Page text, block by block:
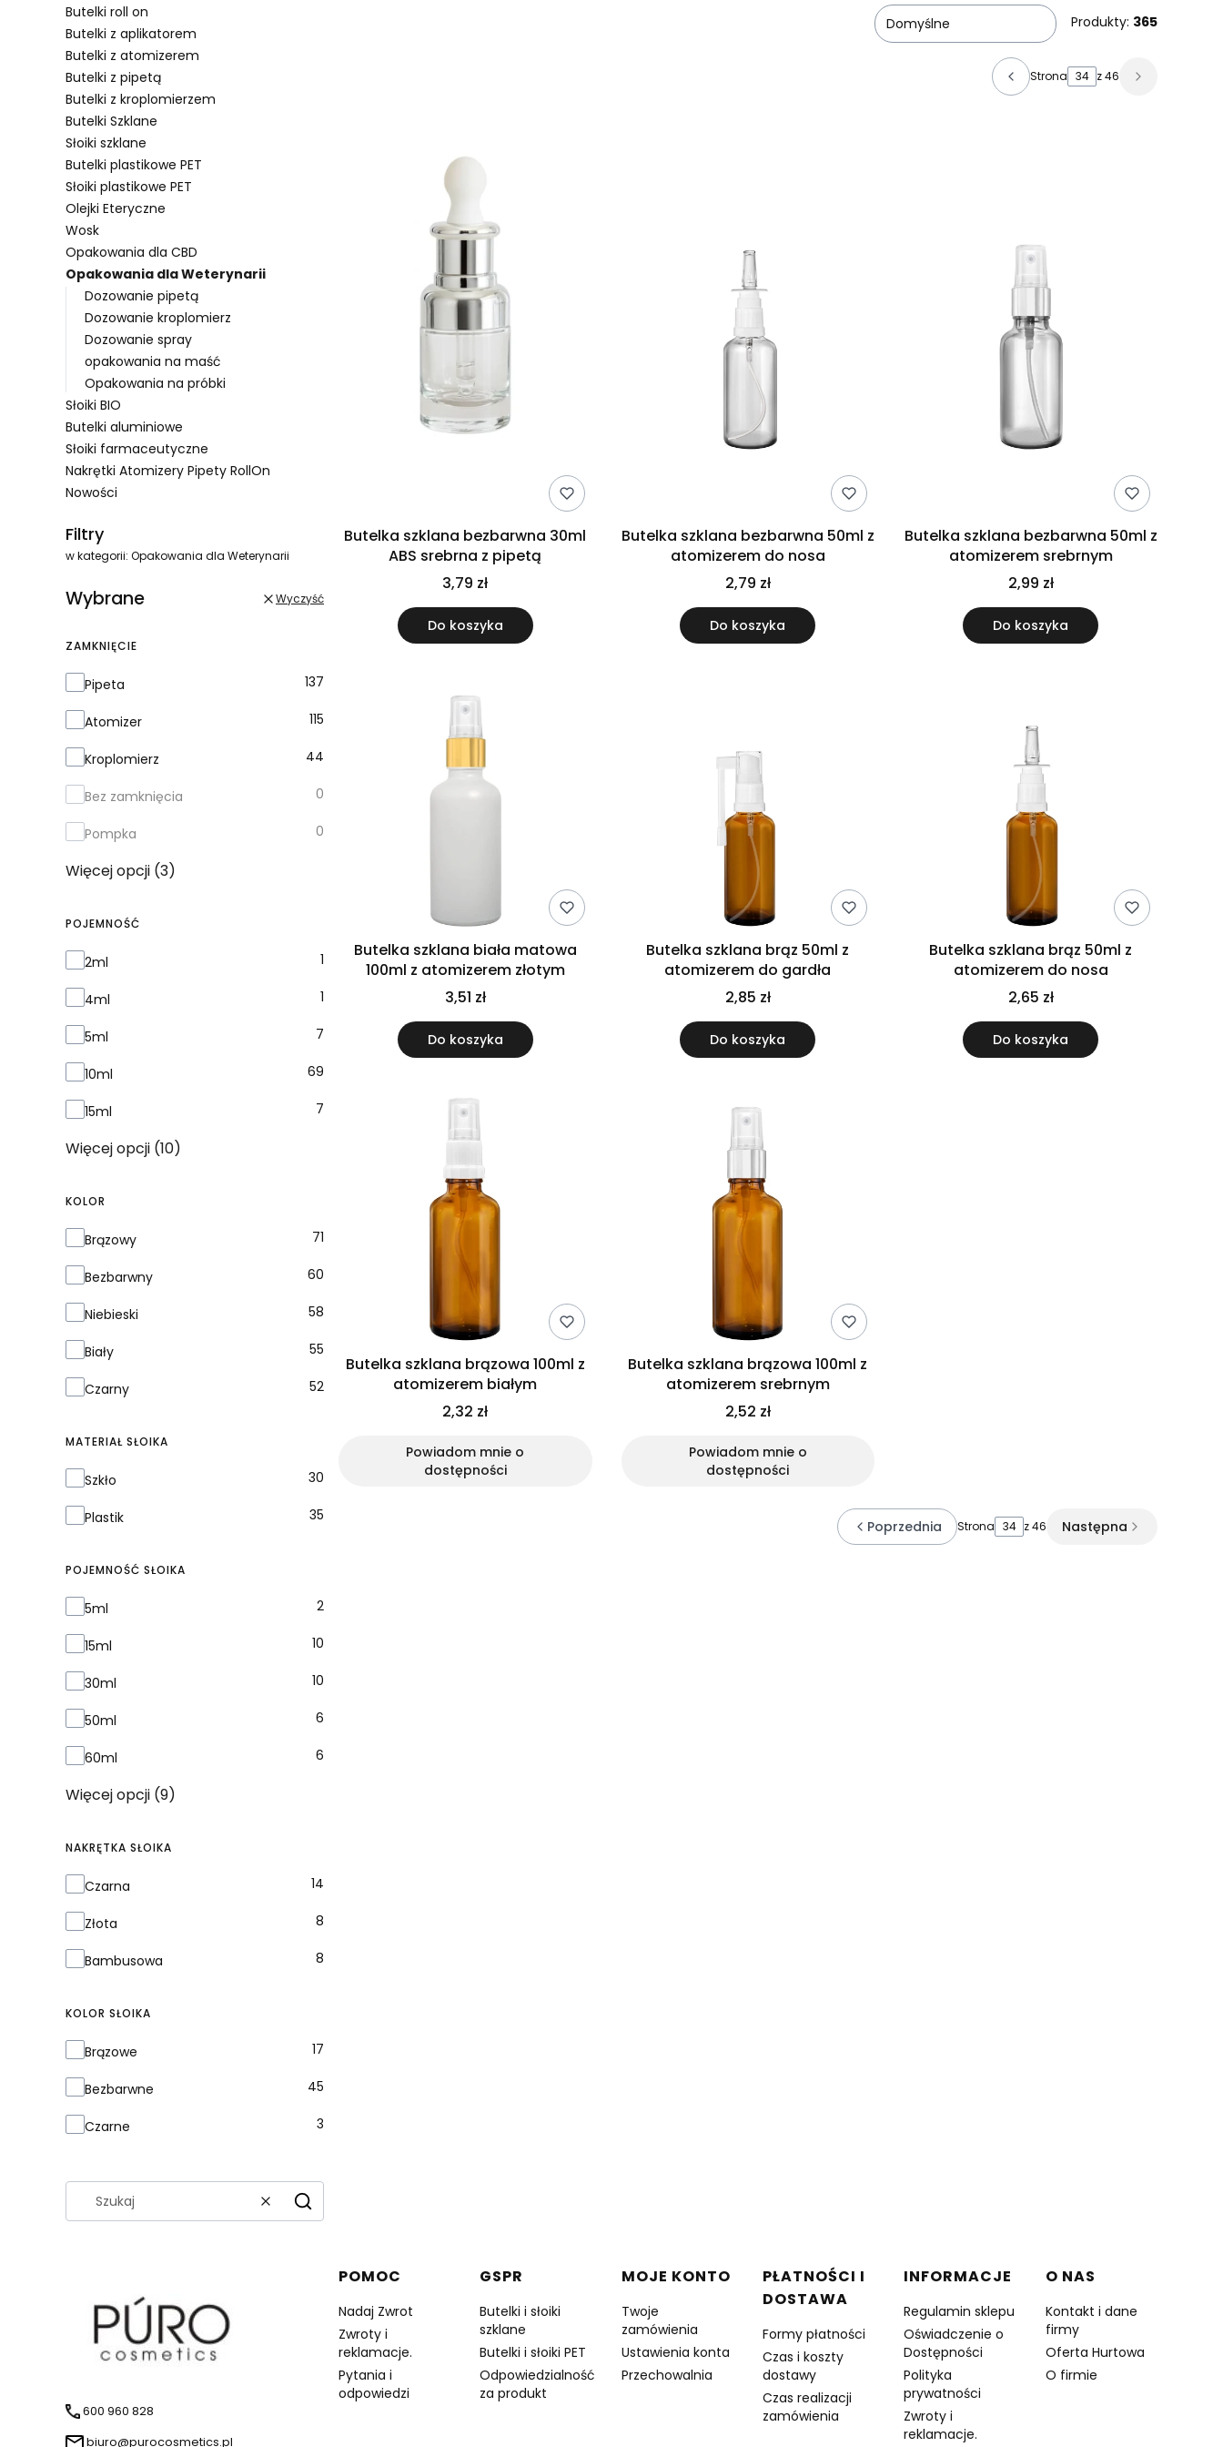
Butelki roll on
Butelki z aplikatorem
Butelki z atomizerem
Butelki z pipetą
Butelki z kroplomierzem
Butelki Szklane
Słoiki szklane
Butelki plastikowe PET
Słoiki plastikowe PET
Olejki Eteryczne
Wosk
Opakowania dla CBD
Opakowania dla Weterynarii
Dozowanie pipetą
Dozowanie kroplomierz
Dozowanie spray
opakowania na maść
Opakowania na próbki
Słoiki BIO
Butelki aluminiowe
Słoiki farmaceutyczne
Nakrętki Atomizery Pipety RollOn
Nowości
Filtry
w kategorii: Opakowania dla Weterynarii
Wybrane Wyczyść
ZAMKNIĘCIE
Zamknięcie
Pipeta 137
Atomizer 115
Kroplomierz 44
Bez zamknięcia 0
Pompka 0
Więcej opcji (3)
POJEMNOŚĆ
Pojemność
2ml 1
4ml 1
5ml 7
10ml 69
15ml 7
Więcej opcji (10)
KOLOR
Kolor
Brązowy 71
Bezbarwny 60
Niebieski 58
Biały 55
Czarny 52
MATERIAŁ SŁOIKA
Materiał słoika
Szkło 30
Plastik 35
POJEMNOŚĆ SŁOIKA
Pojemność słoika
5ml 2
15ml 10
30ml 10
50ml 6
60ml 6
Więcej opcji (9)
NAKRĘTKA SŁOIKA
Nakrętka słoika
Czarna 14
Złota 8
Bambusowa 8
KOLOR SŁOIKA
Kolor słoika
Brązowe 17
Bezbarwne 45
Czarne 3
WyczyśćSzukaj
Domyślne Produkty: 365
Strona z 46
Butelka szklana bezbarwna 30ml
ABS srebrna z pipetą
3,79 zł
Do koszyka
Butelka szklana bezbarwna 50ml z
atomizerem do nosa
2,79 zł
Do koszyka
Butelka szklana bezbarwna 50ml z
atomizerem srebrnym
2,99 zł
Do koszyka
Butelka szklana biała matowa
100ml z atomizerem złotym
3,51 zł
Do koszyka
Butelka szklana brąz 50ml z
atomizerem do gardła
2,85 zł
Do koszyka
Butelka szklana brąz 50ml z
atomizerem do nosa
2,65 zł
Do koszyka
Butelka szklana brązowa 100ml z
atomizerem białym
2,32 zł
Powiadom mnie o
dostępności
Butelka szklana brązowa 100ml z
atomizerem srebrnym
2,52 zł
Powiadom mnie o
dostępności
Poprzednia Strona z 46 Następna
600 960 828
biuro@purocosmetics.pl
Linki w stopce
POMOC
Nadaj Zwrot
Zwroty i
reklamacje.
Pytania i
odpowiedzi
GSPR
Butelki i słoiki
szklane
Butelki i słoiki PET
Odpowiedzialność
za produkt
MOJE KONTO
Twoje
zamówienia
Ustawienia konta
Przechowalnia
PŁATNOŚCI I
DOSTAWA
Formy płatności
Czas i koszty
dostawy
Czas realizacji
zamówienia
INFORMACJE
Regulamin sklepu
Oświadczenie o
Dostępności
Polityka
prywatności
Zwroty i
reklamacje.
O NAS
Kontakt i dane
firmy
Oferta Hurtowa
O firmie